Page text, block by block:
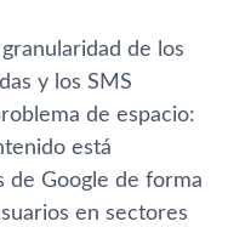
de los
y los SMS
de espacio:
está
de Google de forma
en sectores